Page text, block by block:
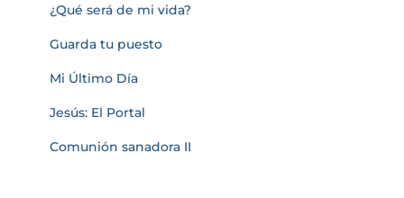
¿Qué será de mi vida?
Guarda tu puesto
Mi Último Día
Jesús: El Portal
Comunión sanadora II